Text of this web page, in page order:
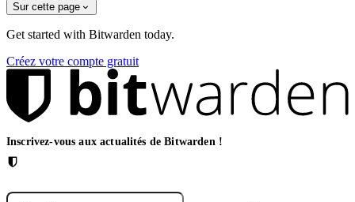
Sur cette page
Get started with Bitwarden today.
Créez votre compte gratuit
Inscrivez-vous aux actualités de Bitwarden !